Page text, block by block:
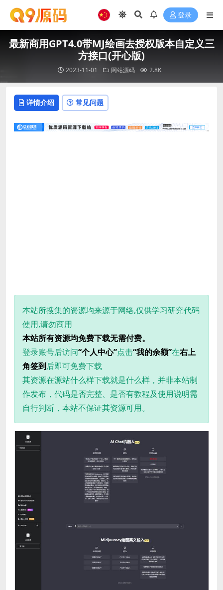
登录
最新商用GPT4.0带MJ绘画去授权版本自定义三
方接口(开心版)
2023-11-01 网站源码 2.8K
详情介绍 常见问题
本站所搜集的资源均来源于网络,仅供学习研究代码
使用,请勿商用
本站所有资源均免费下载无需付费。
登录账号后访问“个人中心”点击“我的余额”在右上
角签到后即可免费下载
其资源在源站什么样下载就是什么样，并非本站制
作发布，代码是否完整、是否有教程及使用说明需
自行判断，本站不保证其资源可用。